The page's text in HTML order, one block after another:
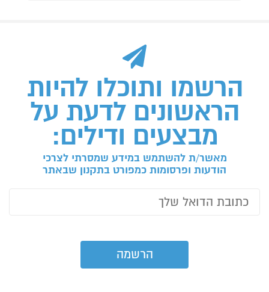
הרשמו ותוכלו להיות
הראשונים לדעת על
מבצעים ודילים:
מאשר/ת להשתמש במידע שמסרתי לצרכי
הודעות ופרסומות כמפורט בתקנון שבאתר